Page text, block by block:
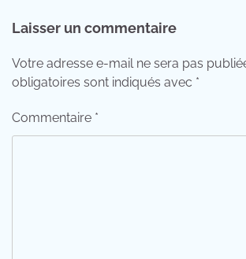
Laisser un commentaire
Votre adresse e-mail ne sera pas
obligatoires sont indiqués avec *
Commentaire *